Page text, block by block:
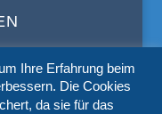
Ihre Erfahrung beim
Die Cookies
da sie für das